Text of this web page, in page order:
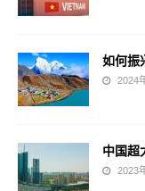
如何振
2024
中国超
2023